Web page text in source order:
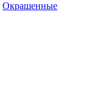
Окрашенные